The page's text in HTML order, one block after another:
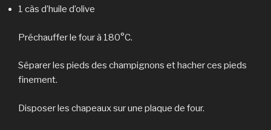
1 càs d’huile d’olive
Préchauffer le four à 180°C.
Séparer les pieds des champignons et hacher ces pieds
finement.
Disposer les chapeaux sur une plaque de four.